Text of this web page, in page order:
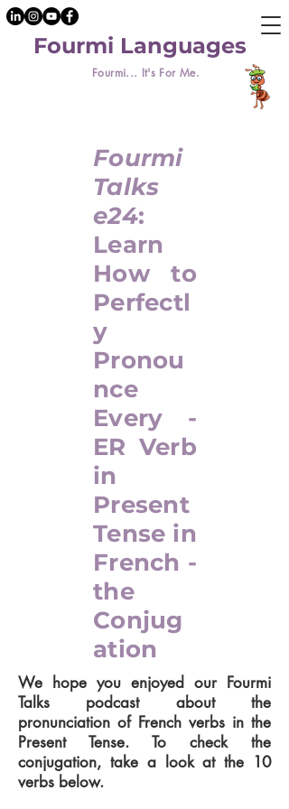
Fourmi... It's For Me.
Fourmi Languages
Fourmi
Talks
e24:
Learn
How to
Perfectl
y
Pronou
nce
Every -
ER Verb
in
Present
Tense in
French -
the
Conjug
ation
We hope you enjoyed our Fourmi
Talks podcast about the
pronunciation of French verbs in the
Present Tense. To check the
conjugation, take a look at the 10
verbs below.